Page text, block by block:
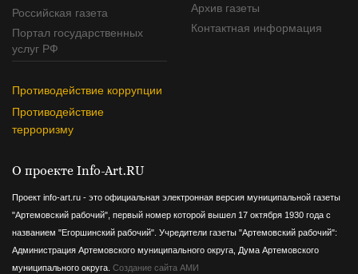
Российская газета
Портал государственных
услуг РФ
Противодействие коррупции
Противодействие
терроризму
Архив газеты
Контактная информация
О проекте Info-Art.RU
Проект info-art.ru - это официальная электронная версия муниципальной газеты
"Артемовский рабочий", первый номер которой вышел 17 октября 1930 года с
названием "Егоршинский рабочий". Учредители газеты "Артемовский рабочий":
Администрация Артемовского муниципального округа, Дума Артемовского
муниципального округа. Создание сайта АМИ